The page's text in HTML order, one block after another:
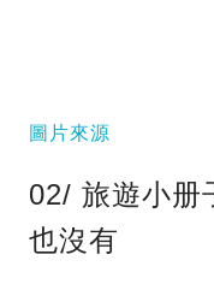
圖片來源
02/ 旅遊小册
也沒有